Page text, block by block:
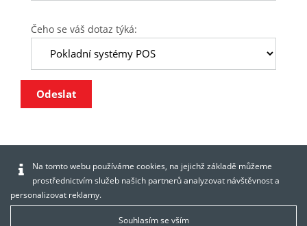
Čeho se váš dotaz týká:
Odeslat
Na tomto webu používáme cookies, na jejichž základě můžeme
prostřednictvím služeb našich partnerů analyzovat návštěvnost a
personalizovat reklamy.
Souhlasím se vším